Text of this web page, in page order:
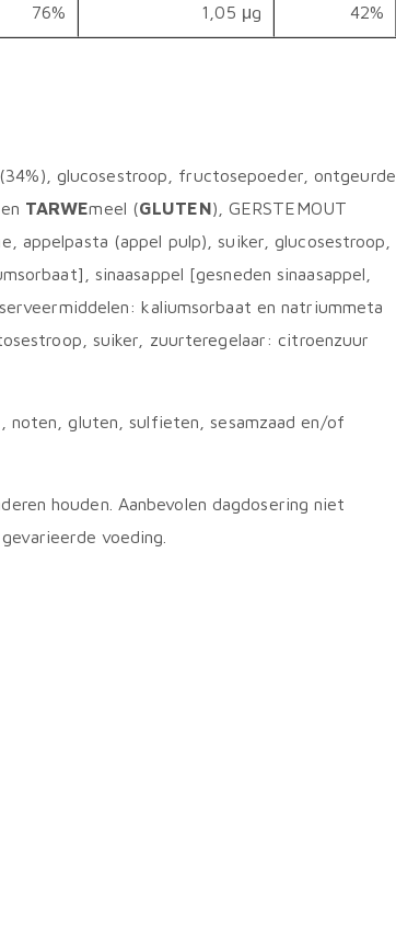
76% 1,05 μg 42%
glucosestroop, fructosepoeder, ontgeurde
en TARWEmeel (GLUTEN), GERSTEMOUT
(appel pulp), suiker, glucosestroop,
sinaasappel [gesneden sinaasappel,
kaliumsorbaat en natriummeta
suiker, zuurteregelaar: citroenzuur
noten, gluten, sulfieten, sesamzaad en/of
houden. Aanbevolen dagdosering niet
voeding.